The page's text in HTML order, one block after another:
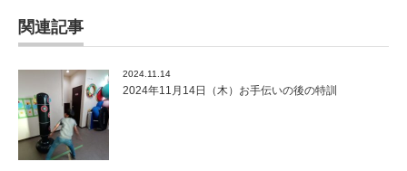
関連記事
2024.11.14
2024年11月14日（木）お手伝いの後の特訓